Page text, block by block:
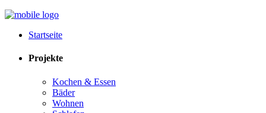
Startseite
Projekte
Kochen & Essen
Bäder
Wohnen